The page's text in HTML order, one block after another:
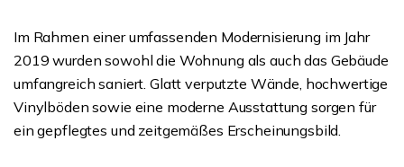
Im Rahmen einer umfassenden Modernisierung im Jahr
2019 wurden sowohl die Wohnung als auch das Gebäude
umfangreich saniert. Glatt verputzte Wände, hochwertige
Vinylböden sowie eine moderne Ausstattung sorgen für
ein gepflegtes und zeitgemäßes Erscheinungsbild.